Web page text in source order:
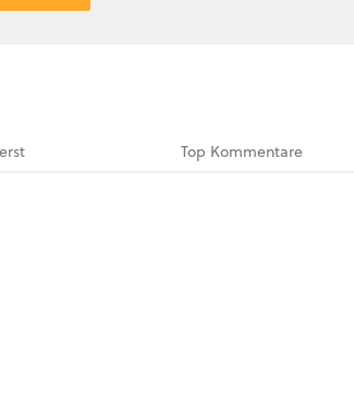
Top Kommentare